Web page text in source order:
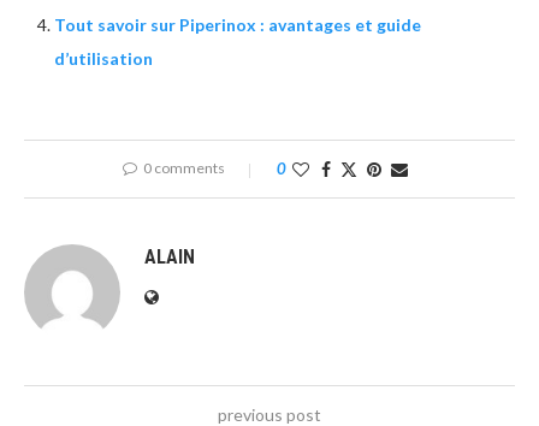
Tout savoir sur Piperinox : avantages et guide
d’utilisation
0 comments 0
ALAIN
previous post